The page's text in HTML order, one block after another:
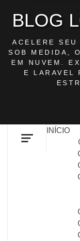
BLOG
ACELERE SEU
SOB MEDIDA,
EM NUVEM.
E LARAVEL
INÍCIO